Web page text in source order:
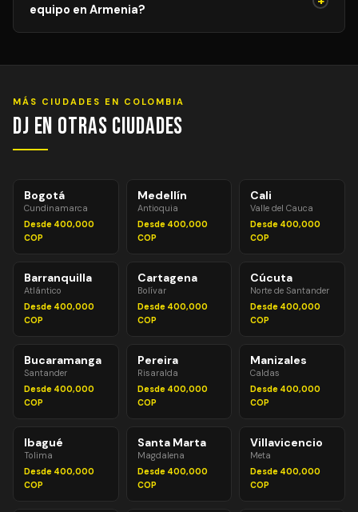
sesiones 100% temáticas.
la reunión previa para garantizar la coherencia musical y
evitar interrupciones durante la sesión.
equipo en Armenia?
necesitarse 2–3 horas. Montaje y desmontaje siempre
incluidos en el precio.
MÁS CIUDADES EN COLOMBIA
DJ en Otras Ciudades
Bogotá
Cundinamarca
Desde 400,000
COP
Medellín
Antioquia
Desde 400,000
COP
Cali
Valle del Cauca
Desde 400,000
COP
Barranquilla
Atlántico
Desde 400,000
COP
Cartagena
Bolívar
Desde 400,000
COP
Cúcuta
Norte de Santander
Desde 400,000
COP
Bucaramanga
Santander
Desde 400,000
COP
Pereira
Risaralda
Desde 400,000
COP
Manizales
Caldas
Desde 400,000
COP
Ibagué
Tolima
Desde 400,000
COP
Santa Marta
Magdalena
Desde 400,000
COP
Villavicencio
Meta
Desde 400,000
COP